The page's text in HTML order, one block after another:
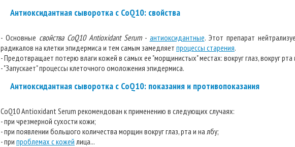
Антиоксидантная сыворотка с CoQ10: свойства
- Основные свойства CoQ10 Antioxidant Serum- антиоксидантные. Этот препарат
радикалов на клетки эпидермиса и тем самым замедляет процессы старения.
- Предотвращает потерю влаги кожей в самых ее "морщинистых" местах: вокруг глаз, вокруг рта
- "Запускает" процессы клеточного омоложения эпидермиса.
Антиоксидантная сыворотка с CoQ10: показания и противопоказания
CoQ10 Antioxidant Serum рекомендован к применению в следующих случаях:
- при чрезмерной сухости кожи;
- при появлении большого количества морщин вокруг глаз, рта и на лбу;
- при проблемах с кожей лица...